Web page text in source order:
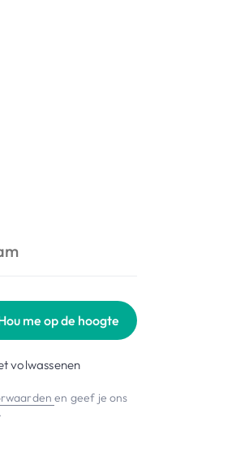
me op de hoogte
volwassenen
en geef je ons